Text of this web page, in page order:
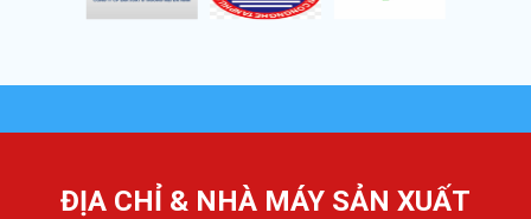
ĐỊA CHỈ & NHÀ MÁY SẢN XUẤT